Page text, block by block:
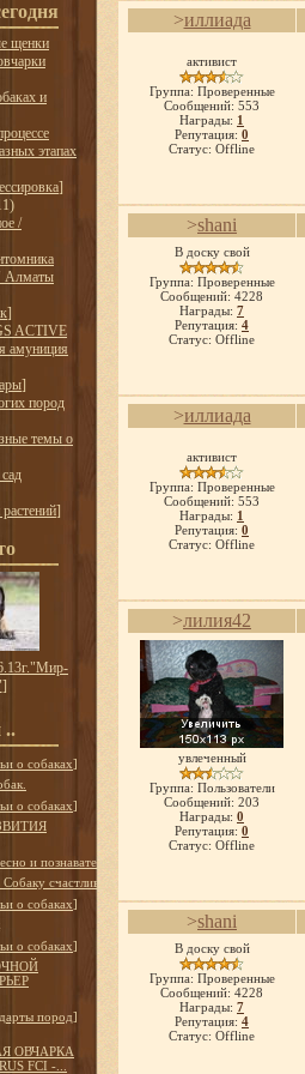
щенки
и
этапах
]
/
]
ACTIVE
амуниция
]
пород
темы о
]
]
..
о собаках]
о собаках]
и познавательно
счастливой
о собаках]
о собаках]
пород]
ОВЧАРКА
FCI -...
>иллиада
активист
Группа: Проверенные
Сообщений: 553
Награды: 1
Репутация: 0
Статус: Offline
>shani
В доску свой
Группа: Проверенные
Сообщений: 4228
Награды: 7
Репутация: 4
Статус: Offline
>иллиада
активист
Группа: Проверенные
Сообщений: 553
Награды: 1
Репутация: 0
Статус: Offline
>лилия42
увлеченный
Группа: Пользователи
Сообщений: 203
Награды: 0
Репутация: 0
Статус: Offline
>shani
В доску свой
Группа: Проверенные
Сообщений: 4228
Награды: 7
Репутация: 4
Статус: Offline